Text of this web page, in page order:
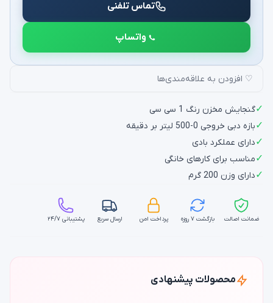
تماس تلفنی
واتساپ
♡ افزودن به علاقه‌مندی‌ها
✓گنجایش مخزن رنگ 1 سی سی
✓بازه دبی خروجی 0-500 لیتر بر دقیقه
✓دارای عملکرد بادی
✓مناسب برای کارهای خانگی
✓دارای وزن 200 گرم
ضمانت اصالت بازگشت ۷ روزه پرداخت امن ارسال سریع پشتیبانی ۲۴/۷
محصولات پیشنهادی